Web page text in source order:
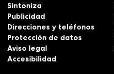
Sintoniza
Publicidad
Direcciones y teléfonos
Protección de datos
Aviso legal
Accesibilidad